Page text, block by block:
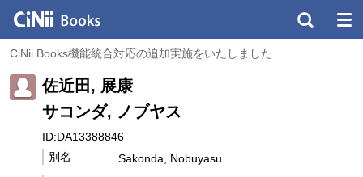
CiNii Books機能統合対応の追加実施をいたしました
佐近田, 展康
サコンダ, ノブヤス
ID:DA13388846
別名
Sakonda, Nobuyasu